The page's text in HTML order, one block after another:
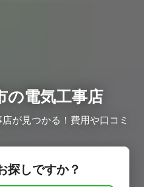
の電気工事店
が見つかる！費用や口コミ
探しですか？